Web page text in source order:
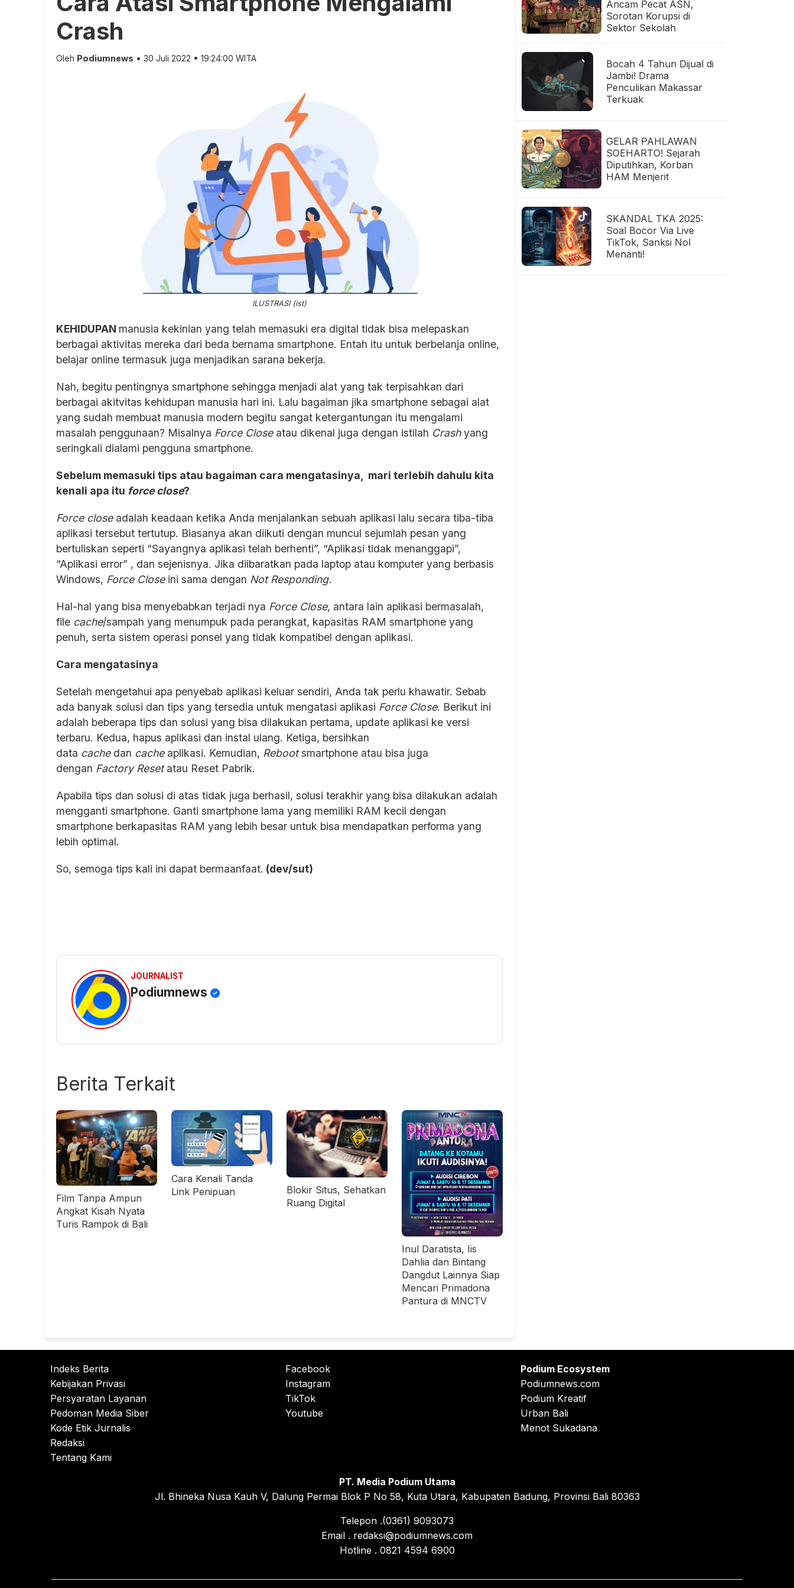
Crash
Oleh Podiumnews • 30 Juli 2022 • 19:24:00 WITA
ILUSTRASI (ist)
KEHIDUPAN manusia kekinian yang telah memasuki era digital tidak bisa melepaskan
berbagai aktivitas mereka dari beda bernama smartphone. Entah itu untuk berbelanja online,
belajar online termasuk juga menjadikan sarana bekerja.
Nah, begitu pentingnya smartphone sehingga menjadi alat yang tak terpisahkan dari
berbagai akitvitas kehidupan manusia hari ini. Lalu bagaiman jika smartphone sebagai alat
yang sudah membuat manusia modern begitu sangat ketergantungan itu mengalami
masalah penggunaan? Misalnya Force Closeatau dikenal juga dengan istilah Crashyang
seringkali dialami pengguna smartphone.
Sebelum memasuki tips atau bagaiman cara mengatasinya, mari terlebih dahulu kita
kenali apa itu force close?
Force close adalah keadaan ketika Anda menjalankan sebuah aplikasi lalu secara tiba-tiba
aplikasi tersebut tertutup. Biasanya akan diikuti dengan muncul sejumlah pesan yang
bertuliskan seperti “Sayangnya aplikasi telah berhenti”, “Aplikasi tidak menanggapi”,
“Aplikasi error” , dan sejenisnya. Jika diibaratkan pada laptop atau komputer yang berbasis
Windows, Force Closeini sama dengan Not Responding.
Hal-hal yang bisa menyebabkan terjadi nya Force Close, antara lain aplikasi bermasalah,
file cache/sampah yang menumpuk pada perangkat, kapasitas RAM smartphone yang
penuh, serta sistem operasi ponsel yang tidak kompatibel dengan aplikasi.
Cara mengatasinya
Setelah mengetahui apa penyebab aplikasi keluar sendiri, Anda tak perlu khawatir. Sebab
ada banyak solusi dan tips yang tersedia untuk mengatasi aplikasi Force Close. Berikut ini
adalah beberapa tips dan solusi yang bisa dilakukan pertama, update aplikasi ke versi
terbaru. Kedua, hapus aplikasi dan instal ulang. Ketiga, bersihkan
data cache dan cache aplikasi. Kemudian, Rebootsmartphone atau bisa juga
dengan Factory Resetatau Reset Pabrik.
Apabila tips dan solusi di atas tidak juga berhasil, solusi terakhir yang bisa dilakukan adalah
mengganti smartphone. Ganti smartphone lama yang memiliki RAM kecil dengan
smartphone berkapasitas RAM yang lebih besar untuk bisa mendapatkan performa yang
lebih optimal.
So, semoga tips kali ini dapat bermaanfaat. (dev/sut)
JOURNALIST
Podiumnews
Berita Terkait
Film Tanpa Ampun
Angkat Kisah Nyata
Turis Rampok di Bali
Cara Kenali Tanda
Link Penipuan
Blokir Situs, Sehatkan
Ruang Digital
Inul Daratista, Iis
Dahlia dan Bintang
Dangdut Lainnya Siap
Mencari Primadona
Pantura di MNCTV
Ancam Pecat ASN,
Sorotan Korupsi di
Sektor Sekolah
Bocah 4 Tahun Dijual di
Jambi! Drama
Penculikan Makassar
Terkuak
GELAR PAHLAWAN
SOEHARTO! Sejarah
Diputihkan, Korban
HAM Menjerit
SKANDAL TKA 2025:
Soal Bocor Via Live
TikTok, Sanksi Nol
Menanti!
Indeks Berita
Kebijakan Privasi
Persyaratan Layanan
Pedoman Media Siber
Kode Etik Jurnalis
Redaksi
Tentang Kami
Facebook
Instagram
TikTok
Youtube
Podium Ecosystem
Podiumnews.com
Podium Kreatif
Urban Bali
Menot Sukadana
PT. Media Podium Utama
Jl. Bhineka Nusa Kauh V, Dalung Permai Blok P No 58, Kuta Utara, Kabupaten Badung, Provinsi Bali 80363
Telepon .(0361) 9093073
Email . redaksi@podiumnews.com
Hotline . 0821 4594 6900